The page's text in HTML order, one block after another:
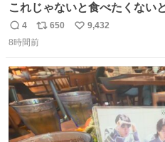
これじゃないと食べたくない
ぽ置き場係になっている
返
信
4
リ
ポ
ト
数
650
い
数
9,432
8時間前